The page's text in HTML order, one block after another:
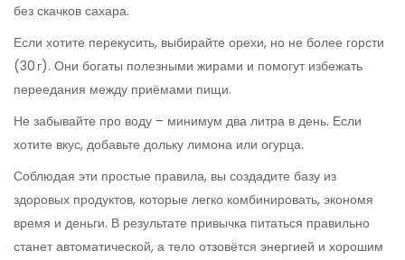
без скачков сахара.
Если хотите перекусить, выбирайте орехи, но не более горсти
(30 г). Они богаты полезными жирами и помогут избежать
переедания между приёмами пищи.
Не забывайте про воду – минимум два литра в день. Если
хотите вкус, добавьте дольку лимона или огурца.
Соблюдая эти простые правила, вы создадите базу из
здоровых продуктов, которые легко комбинировать, экономя
время и деньги. В результате привычка питаться правильно
станет автоматической, а тело отзовётся энергией и хорошим